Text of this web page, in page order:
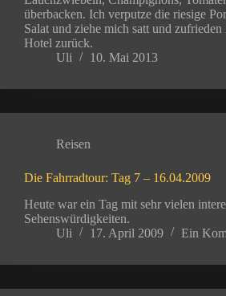
überbacken. Ich verputze die riesige
Salat und ziehe mich satt und zufrieden
Hotel zurück.
Uli
10. Mai 2013
Reisen
Die Fahrradtour: Tag 7 – 16.04.2009
Heute war ein Tag mit sehr vielen
Sehenswürdigkeiten.
Uli
17. April 2009 Ein